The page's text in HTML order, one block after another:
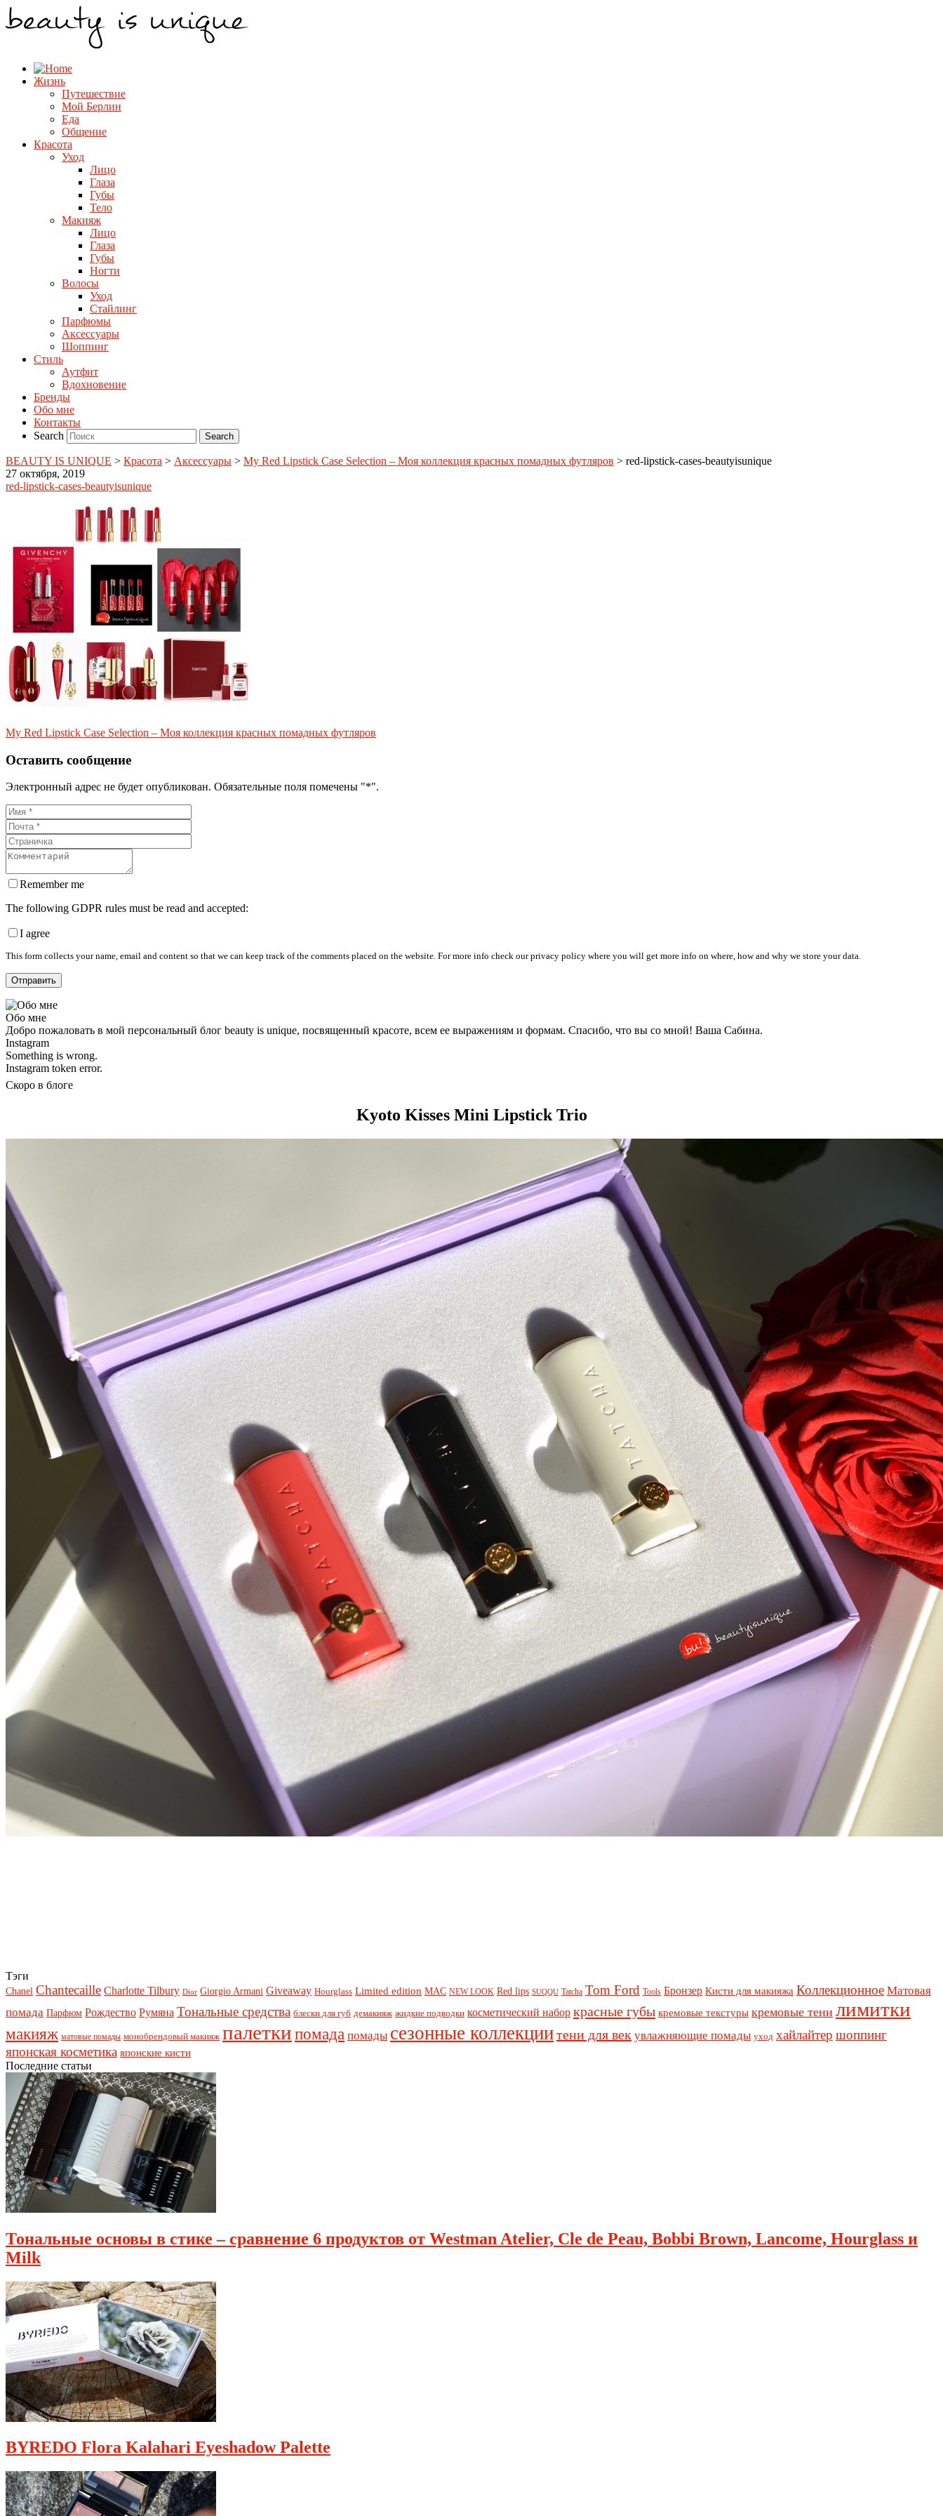
Жизнь
Путешествие
Мой Берлин
Еда
Общение
Красота
Уход
Лицо
Глаза
Губы
Тело
Макияж
Лицо
Глаза
Губы
Ногти
Волосы
Уход
Стайлинг
Парфюмы
Аксессуары
Шоппинг
Стиль
Аутфит
Вдохновение
Бренды
Обо мне
Контакты
Search
BEAUTY IS UNIQUE > Красота > Аксессуары > My Red Lipstick Case Selection – Моя коллекция красных помадных футляров > red-lipstick-cases-beautyisunique
27 октября, 2019
red-lipstick-cases-beautyisunique
My Red Lipstick Case Selection – Моя коллекция красных помадных футляров
Оставить сообщение
Электронный адрес не будет опубликован. Обязательные поля помечены "*".
Remember me
The following GDPR rules must be read and accepted:
I agree
This form collects your name, email and content so that we can keep track of the comments placed on the website. For more info check our privacy policy where you will get more info on where, how and why we store your data.
Обо мне
Добро пожаловать в мой персональный блог beauty is unique, посвященный красоте, всем ее выражениям и формам. Спасибо, что вы со мной! Ваша Сабина.
Instagram
Something is wrong.
Instagram token error.
Скоро в блоге
Kyoto Kisses Mini Lipstick Trio
Тэги
Chanel Chantecaille Charlotte Tilbury Dior Giorgio Armani Giveaway Hourglass Limited edition MAC NEW LOOK Red lips SUQQU Tatcha Tom Ford Tools Бронзер Кисти для макияжа Коллекционное Матовая
помада Парфюм Рождество Румяна Тональные средства блески для губ демакияж жидкие подводки косметический набор красные губы кремовые текстуры кремовые тени лимитки
макияж матовые помады монобрендовый макияж палеткипомада помады сезонные коллекциитени для век увлажняющие помады уход хайлайтер шоппинг
японская косметика японские кисти
Последние статьи
Тональные основы в стике – сравнение 6 продуктов от Westman Atelier, Cle de Peau, Bobbi Brown, Lancome, Hourglass и
Milk
BYREDO Flora Kalahari Eyeshadow Palette